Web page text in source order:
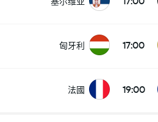
匈牙利 17:00
法國 19:00